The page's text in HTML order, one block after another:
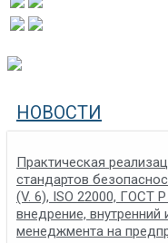
НОВОСТИ
Практическая
стандартов
(V. 6), ISO 22000, ГОСТ
внедрение,
менеджмента на